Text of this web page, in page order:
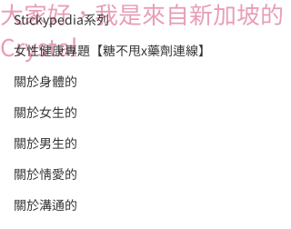
Stickypedia系列
女性健康專題【糖不甩x藥劑連線】
關於身體的
關於女生的
關於男生的
關於情愛的
關於溝通的
大家好，我是來自新加坡的
Crystal